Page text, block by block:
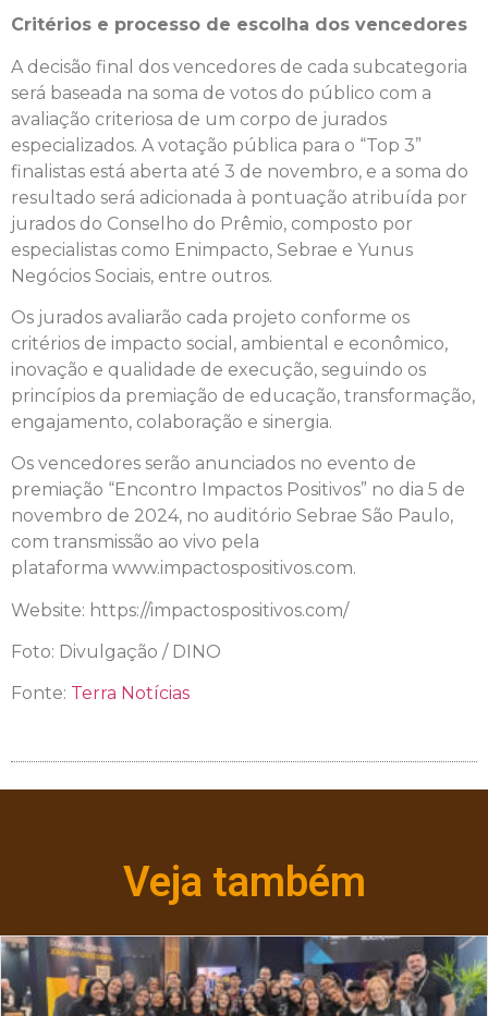
Critérios e processo de escolha dos vencedores
A decisão final dos vencedores de cada subcategoria
será baseada na soma de votos do público com a
avaliação criteriosa de um corpo de jurados
especializados. A votação pública para o “Top 3”
finalistas está aberta até 3 de novembro, e a soma do
resultado será adicionada à pontuação atribuída por
jurados do Conselho do Prêmio, composto por
especialistas como Enimpacto, Sebrae e Yunus
Negócios Sociais, entre outros.
Os jurados avaliarão cada projeto conforme os
critérios de impacto social, ambiental e econômico,
inovação e qualidade de execução, seguindo os
princípios da premiação de educação, transformação,
engajamento, colaboração e sinergia.
Os vencedores serão anunciados no evento de
premiação “Encontro Impactos Positivos” no dia 5 de
novembro de 2024, no auditório Sebrae São Paulo,
com transmissão ao vivo pela
plataforma www.impactospositivos.com.
Website: https://impactospositivos.com/
Foto: Divulgação / DINO
Fonte: Terra Notícias
Veja também